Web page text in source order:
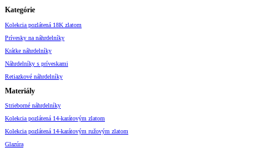
Kategórie
Kolekcia pozlátená 18K zlatom
Prívesky na náhrdelníky
Krátke náhrdelníky
Náhrdelníky s príveskami
Retiazkové náhrdelníky
Materiály
Strieborné náhrdelníky
Kolekcia pozlátená 14-karátovým zlatom
Kolekcia pozlátená 14-karátovým ružovým zlatom
Glazúra